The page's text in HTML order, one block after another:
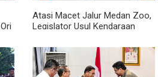
Atasi Macet Jalur Medan Zoo,
Legislator Usul Kendaraan
Royal Sumatera